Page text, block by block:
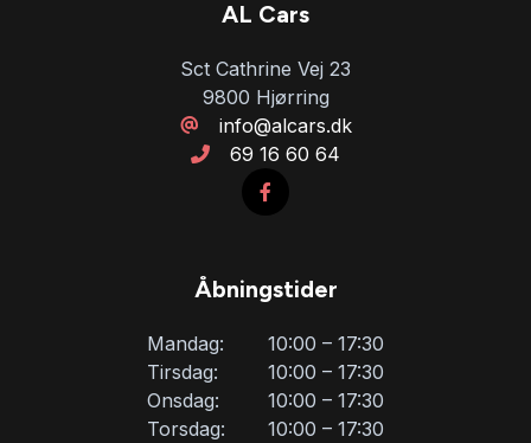
Trådløs mobilopladning
Vejbaneassistent
AL Cars
Sct Cathrine Vej 23
9800 Hjørring
info@alcars.dk
69 16 60 64
Åbningstider
Mandag:
10:00 – 17:30
Tirsdag:
10:00 – 17:30
Onsdag:
10:00 – 17:30
Torsdag:
10:00 – 17:30